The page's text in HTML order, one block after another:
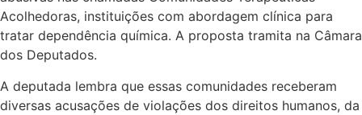
Acolhedoras, instituições com abordagem clínica para
tratar dependência química. A proposta tramita na Câmara
dos Deputados.
A deputada lembra que essas comunidades receberam
diversas acusações de violações dos direitos humanos, da